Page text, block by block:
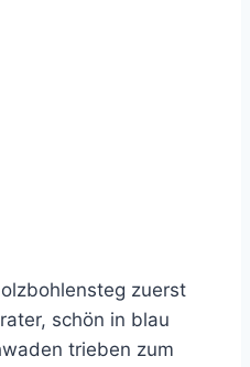
zuerst
schön in blau
trieben zum